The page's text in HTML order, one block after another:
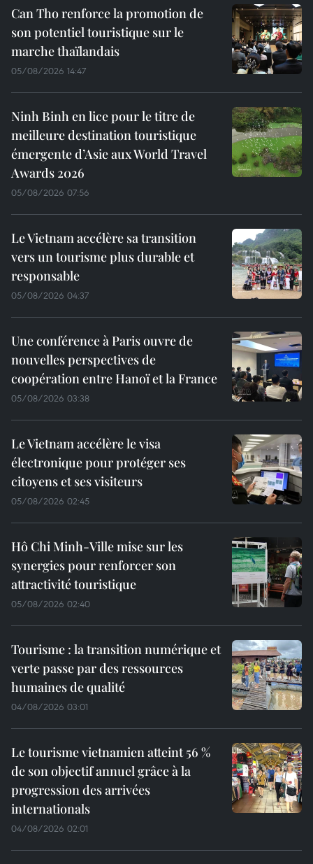
Can Tho renforce la promotion de
son potentiel touristique sur le
marche thaïlandais
05/08/2026 14:47
Ninh Binh en lice pour le titre de
meilleure destination touristique
émergente d’Asie aux World Travel
Awards 2026
05/08/2026 07:56
Le Vietnam accélère sa transition
vers un tourisme plus durable et
responsable
05/08/2026 04:37
Une conférence à Paris ouvre de
nouvelles perspectives de
coopération entre Hanoï et la France
05/08/2026 03:38
Le Vietnam accélère le visa
électronique pour protéger ses
citoyens et ses visiteurs
05/08/2026 02:45
Hô Chi Minh-Ville mise sur les
synergies pour renforcer son
attractivité touristique
05/08/2026 02:40
Tourisme : la transition numérique et
verte passe par des ressources
humaines de qualité
04/08/2026 03:01
Le tourisme vietnamien atteint 56 %
de son objectif annuel grâce à la
progression des arrivées
internationals
04/08/2026 02:01